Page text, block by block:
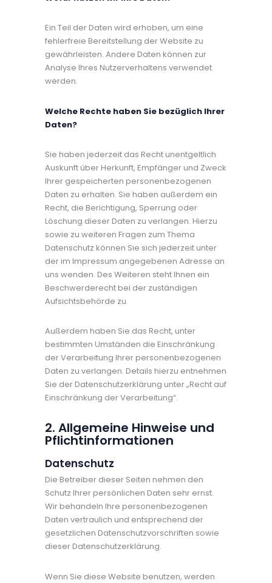
Ein Teil der Daten wird erhoben, um eine
fehlerfreie Bereitstellung der Website zu
gewährleisten. Andere Daten können zur
Analyse Ihres Nutzerverhaltens verwendet
werden.
Welche Rechte haben Sie bezüglich Ihrer
Daten?
Sie haben jederzeit das Recht unentgeltlich
Auskunft über Herkunft, Empfänger und Zweck
Ihrer gespeicherten personenbezogenen
Daten zu erhalten. Sie haben außerdem ein
Recht, die Berichtigung, Sperrung oder
Löschung dieser Daten zu verlangen. Hierzu
sowie zu weiteren Fragen zum Thema
Datenschutz können Sie sich jederzeit unter
der im Impressum angegebenen Adresse an
uns wenden. Des Weiteren steht Ihnen ein
Beschwerderecht bei der zuständigen
Aufsichtsbehörde zu.
Außerdem haben Sie das Recht, unter
bestimmten Umständen die Einschränkung
der Verarbeitung Ihrer personenbezogenen
Daten zu verlangen. Details hierzu entnehmen
Sie der Datenschutzerklärung unter „Recht auf
Einschränkung der Verarbeitung“.
2. Allgemeine Hinweise und
Pflichtinformationen
Datenschutz
Die Betreiber dieser Seiten nehmen den
Schutz Ihrer persönlichen Daten sehr ernst.
Wir behandeln Ihre personenbezogenen
Daten vertraulich und entsprechend der
gesetzlichen Datenschutzvorschriften sowie
dieser Datenschutzerklärung.
Wenn Sie diese Website benutzen, werden